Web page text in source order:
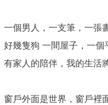
一個男人，一支筆，一張
好幾隻狗 一間屋子，一
有家人的陪伴，我的生活
窗戶外面是世界，窗戶裡